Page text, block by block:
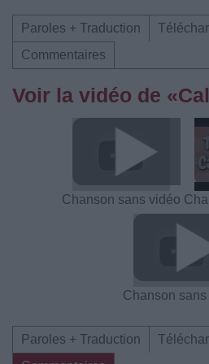
Paroles + Traduction
Commentaires
Voir la vidéo de
Chanson sans vidéo
Chanson
Paroles + Traduction